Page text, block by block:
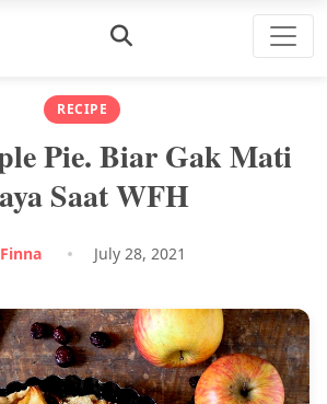
RECIPE
Pie. Biar Gak Mati
Saat WFH
Finna July 28, 2021